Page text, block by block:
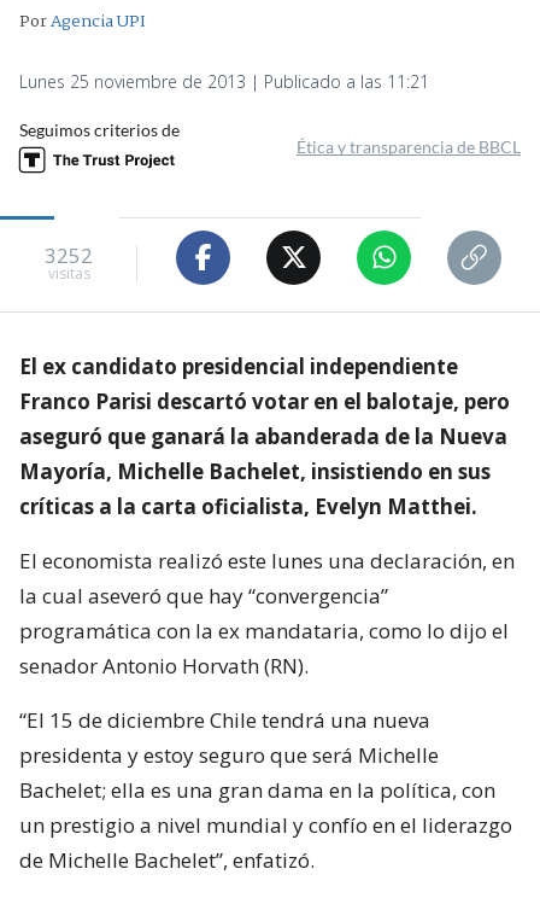
PorAgencia UPI
Lunes 25 noviembre de 2013 | Publicado a las 11:21
Seguimos criterios de
Ética y transparencia de BBCL
3252
visitas
El ex candidato presidencial independiente
Franco Parisi descartó votar en el balotaje, pero
aseguró que ganará la abanderada de la Nueva
Mayoría, Michelle Bachelet, insistiendo en sus
críticas a la carta oficialista, Evelyn Matthei.
El economista realizó este lunes una declaración, en
la cual aseveró que hay “convergencia”
programática con la ex mandataria, como lo dijo el
senador Antonio Horvath (RN).
“El 15 de diciembre Chile tendrá una nueva
presidenta y estoy seguro que será Michelle
Bachelet; ella es una gran dama en la política, con
un prestigio a nivel mundial y confío en el liderazgo
de Michelle Bachelet”, enfatizó.